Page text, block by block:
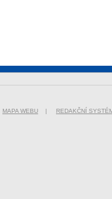
MAPA WEBU | REDAKČNÍ